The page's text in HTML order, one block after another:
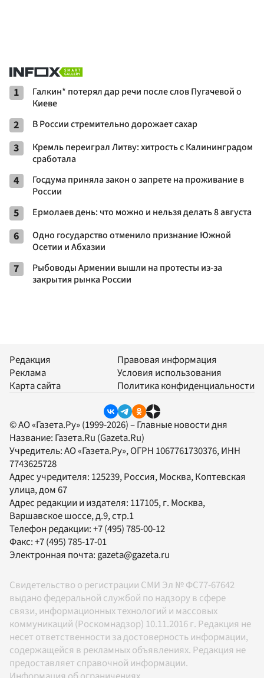
1
Галкин* потерял дар речи после слов Пугачевой о
Киеве
2 В России стремительно дорожает сахар
3
Кремль переиграл Литву: хитрость с Калининградом
сработала
4
Госдума приняла закон о запрете на проживание в
России
5 Ермолаев день: что можно и нельзя делать 8 августа
6
Одно государство отменило признание Южной
Осетии и Абхазии
7
Рыбоводы Армении вышли на протесты из-за
закрытия рынка России
Редакция
Реклама
Карта сайта
Правовая информация
Условия использования
Политика конфиденциальности
© АО «Газета.Ру» (1999-2026) – Главные новости дня
Название: Газета.Ru (Gazeta.Ru)
Учредитель:АО «Газета.Ру», ОГРН 1067761730376, ИНН
7743625728
Адрес учредителя: 125239, Россия, Москва, Коптевская
улица, дом 67
Адрес редакции и издателя: 117105, г. Москва,
Варшавское шоссе, д.9, стр.1
Телефон редакции:+7 (495) 785-00-12
Факс:+7 (495) 785-17-01
Электронная почта: gazeta@gazeta.ru
Свидетельство о регистрации СМИ Эл № ФС77-67642
выдано федеральной службой по надзору в сфере
связи, информационных технологий и массовых
коммуникаций (Роскомнадзор) 10.11.2016 г. Редакция не
несет ответственности за достоверность информации,
содержащейся в рекламных объявлениях. Редакция не
предоставляет справочной информации.